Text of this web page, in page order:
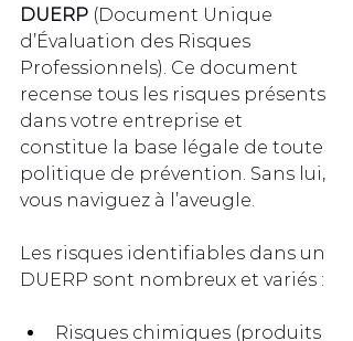
DUERP (Document Unique
d’Évaluation des Risques
Professionnels). Ce document
recense tous les risques présents
dans votre entreprise et
constitue la base légale de toute
politique de prévention. Sans lui,
vous naviguez à l’aveugle.
Les risques identifiables dans un
DUERP sont nombreux et variés :
Risques chimiques (produits